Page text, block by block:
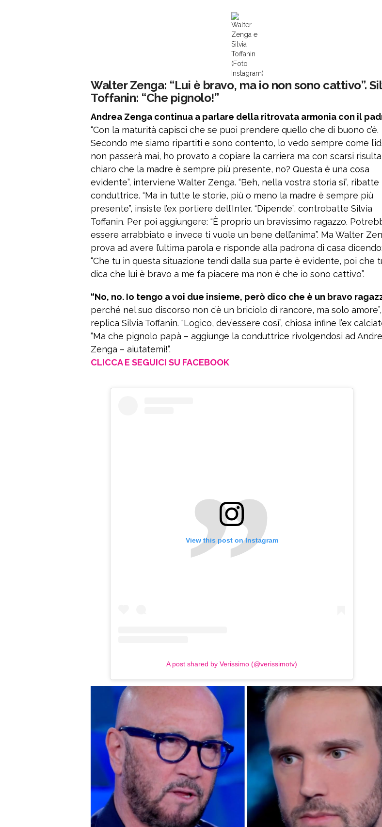
Walter
Zenga e
Silvia
Toffanin
(Foto
Instagram)
Walter Zenga: “Lui è bravo, ma io non sono cattivo”.
Toffanin: “Che pignolo!”
Andrea Zenga continua a parlare della ritrovata armonia con il
“Con la maturità capisci che se puoi prendere quello che di buono c’è.
Secondo me siamo ripartiti e sono contento, lo vedo sempre come
non passerà mai, ho provato a copiare la carriera ma con scarsi
chiaro che la madre è sempre più presente, no? Questa è una cosa
evidente”, interviene Walter Zenga. “Beh, nella vostra storia sì”, ribatte
conduttrice. “Ma in tutte le storie, più o meno la madre è sempre più
presente”, insiste l’ex portiere dell’Inter. “Dipende”, controbatte Silvia
Toffanin. Per poi aggiungere: “È proprio un bravissimo ragazzo.
essere arrabbiato e invece ti vuole un bene dell’anima”. Ma Walter
prova ad avere l’ultima parola e risponde alla padrona di casa dicendo:
“Che tu in questa situazione tendi dalla sua parte è evidente, poi che
dica che lui è bravo a me fa piacere ma non è che io sono cattivo”.
“No, no. Io tengo a voi due insieme, però dico che è un bravo
perché nel suo discorso non c’è un briciolo di rancore, ma solo amore”,
replica Silvia Toffanin. “Logico, dev’essere così”, chiosa infine l’ex
“Ma che pignolo papà – aggiunge la conduttrice rivolgendosi ad
Zenga – aiutatemi!”.
CLICCA E SEGUICI SU FACEBOOK
View this post on Instagram
A post shared by Verissimo (@verissimotv)